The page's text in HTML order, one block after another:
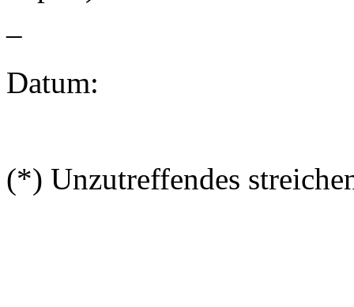
–
Datum:
(*) Unzutreffendes